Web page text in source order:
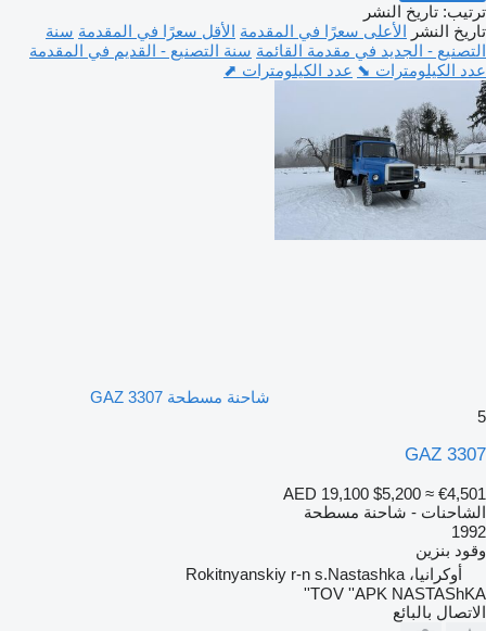
ترتيب: تاريخ النشر
تاريخ النشر الأعلى سعرًا في المقدمة الأقل سعرًا في المقدمة سنة
التصنيع - الجديد في مقدمة القائمة سنة التصنيع - القديم في المقدمة
عدد الكيلومترات ⬊ عدد الكيلومترات ⬈
شاحنة مسطحة GAZ 3307
5
GAZ 3307
AED 19,100 $5,200 ≈ €4,501
الشاحنات - شاحنة مسطحة
1992
وقود بنزين
أوكرانيا، Rokitnyanskiy r-n s.Nastashka
TOV ''APK NASTAShKA''
الاتصال بالبائع